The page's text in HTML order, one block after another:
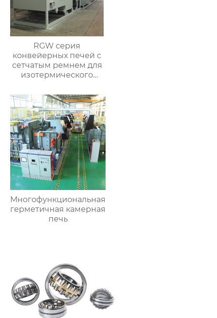
RGW серия
конвейерных печей с
сетчатым ремнем для
изотермического
непрерывном
процессе
Многофункциональная
герметичная камерная
печь